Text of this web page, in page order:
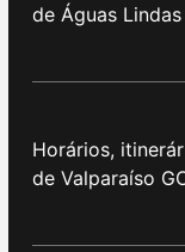
de Águas Lindas
Horários,
de Valparaíso